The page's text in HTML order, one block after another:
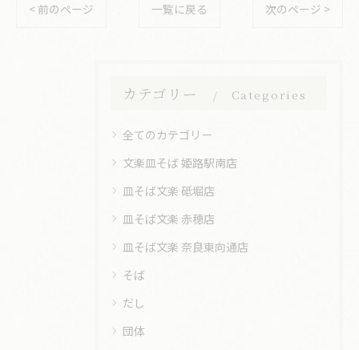
< 前のページ 一覧に戻る 次のページ >
カテゴリー Categories
全てのカテゴリー
文楽皿そば 姫路駅南店
皿そば文楽 砥堀店
皿そば文楽 赤穂店
皿そば文楽 奈良東向通店
そば
だし
団体